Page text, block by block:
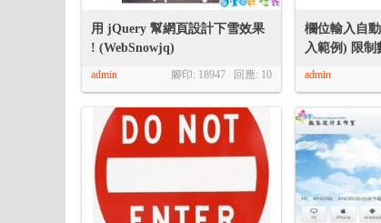
用 jQuery 幫網頁設計下雪效果
! (WebSnowjq)
腳印: 18947 回應: 10
admin
欄位輸入自
入範例) 限制
admin